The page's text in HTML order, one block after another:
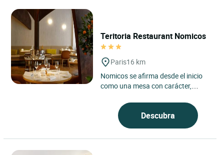
Teritoria Restaurant Nomicos
Paris16 km
Nomicos se afirma desde el inicio
como una mesa con carácter,
el corazón del distrito...
Descubra